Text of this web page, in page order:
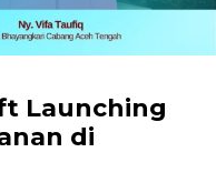
Launching
di